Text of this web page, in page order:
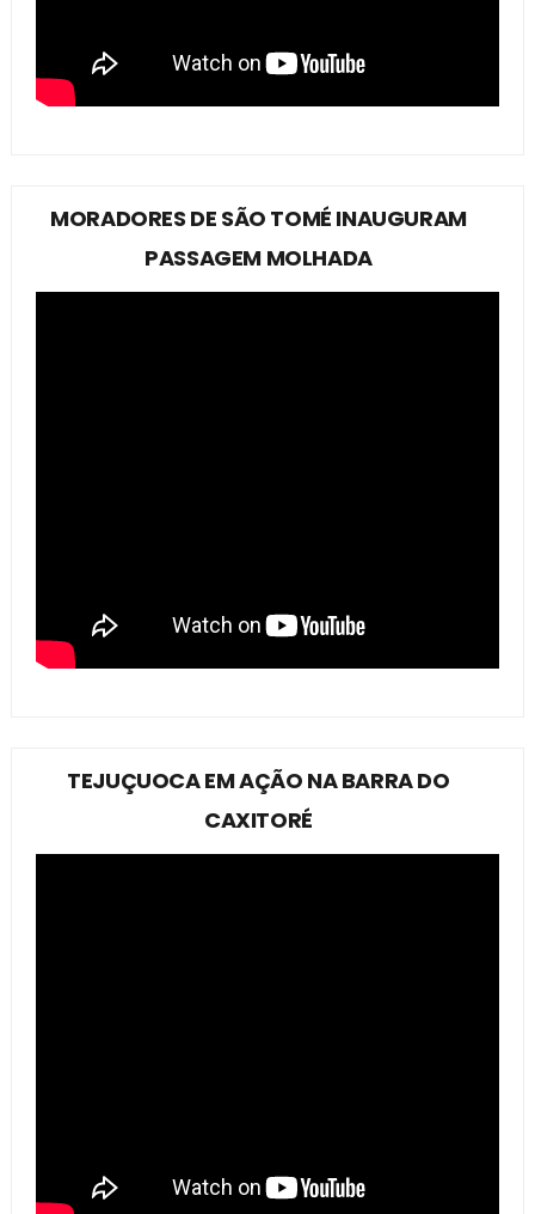
MORADORES DE SÃO TOMÉ INAUGURAM
PASSAGEM MOLHADA
TEJUÇUOCA EM AÇÃO NA BARRA DO
CAXITORÉ